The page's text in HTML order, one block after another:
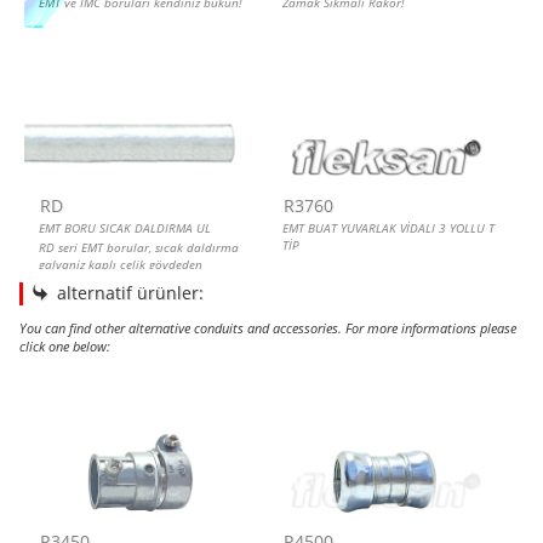
RD
EMT BORU SICAK DALDIRMA UL
RD seri EMT borular, sıcak daldırma
galvaniz kaplı çelik gövdeden
ve Amerikan UL sertifikası ile güvenli
boyuna kaynaklı yapısı ve pürüzsüz iç
yüzeyi sayesinde kablo çekiminde
R3760
EMT BUAT YUVARLAK VİDALI 3 YOLLU T
TİP
alternatif ürünler:
You can find other alternative conduits and accessories. For more informations please
click one below: